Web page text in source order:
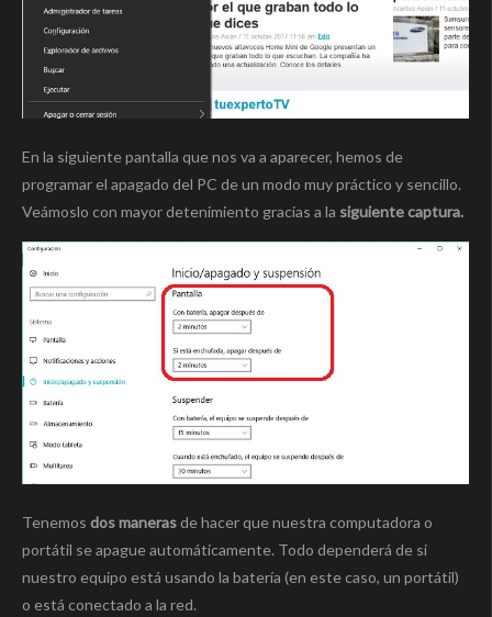
En la siguiente pantalla que nos va a aparecer, hemos de
programar el apagado del PC de un modo muy práctico y sencillo.
Veámoslo con mayor detenimiento gracias a la siguiente captura.
Tenemos dos manerasde hacer que nuestra computadora o
portátil se apague automáticamente. Todo dependerá de si
nuestro equipo está usando la batería (en este caso, un portátil)
o está conectado a la red.